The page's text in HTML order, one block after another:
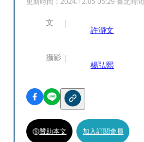
文
許瀞文
攝影
楊弘熙
贊助本文 加入訂閱會員